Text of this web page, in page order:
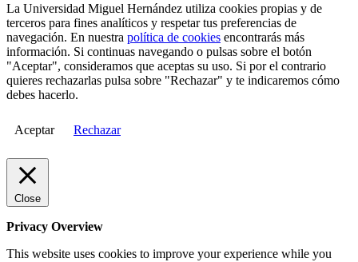
La Universidad Miguel Hernández utiliza cookies propias y de
terceros para fines analíticos y respetar tus preferencias de
navegación. En nuestra política de cookies encontrarás más
información. Si continuas navegando o pulsas sobre el botón
"Aceptar", consideramos que aceptas su uso. Si por el contrario
quieres rechazarlas pulsa sobre "Rechazar" y te indicaremos cómo
debes hacerlo.
Aceptar Rechazar
Close
Privacy Overview
This website uses cookies to improve your experience while you